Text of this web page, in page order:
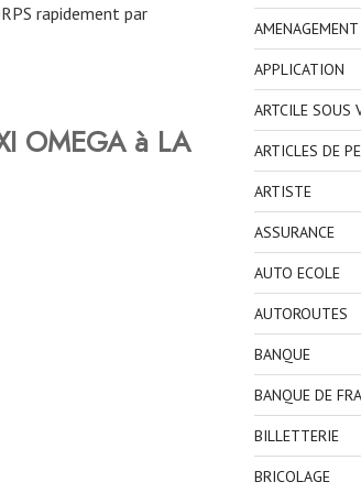
rapidement par
OMEGA à LA
APPLICATION
ARTCILE SOUS
ARTICLES DE
ARTISTE
ASSURANCE
AUTO ECOLE
AUTOROUTES
BANQUE
BANQUE DE
BILLETTERIE
BRICOLAGE